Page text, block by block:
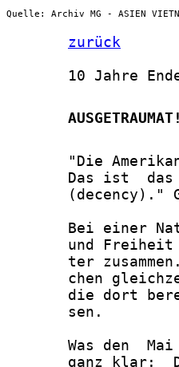
Quelle: Archiv MG - ASIEN
zurück
10 Jahre
       AUSGETRAUMAT!